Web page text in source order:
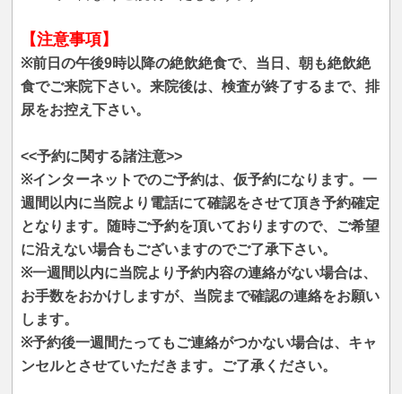
【注意事項】
※前日の午後9時以降の絶飲絶食で、当日、朝も絶飲絶
食でご来院下さい。来院後は、検査が終了するまで、排
尿をお控え下さい。
<<予約に関する諸注意>>
※インターネットでのご予約は、仮予約になります。一
週間以内に当院より電話にて確認をさせて頂き予約確定
となります。随時ご予約を頂いておりますので、ご希望
に沿えない場合もございますのでご了承下さい。
※一週間以内に当院より予約内容の連絡がない場合は、
お手数をおかけしますが、当院まで確認の連絡をお願い
します。
※予約後一週間たってもご連絡がつかない場合は、キャ
ンセルとさせていただきます。ご了承ください。